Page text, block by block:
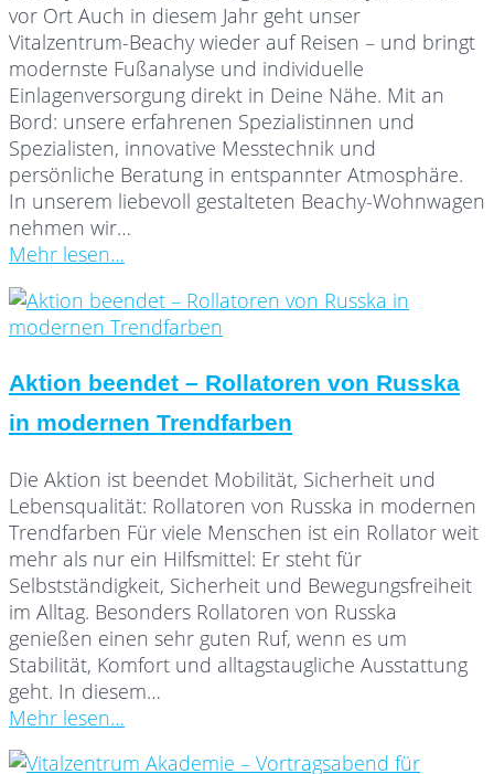
vor Ort Auch in diesem Jahr geht unser
Vitalzentrum-Beachy wieder auf Reisen – und bringt
modernste Fußanalyse und individuelle
Einlagenversorgung direkt in Deine Nähe. Mit an
Bord: unsere erfahrenen Spezialistinnen und
Spezialisten, innovative Messtechnik und
persönliche Beratung in entspannter Atmosphäre.
In unserem liebevoll gestalteten Beachy-Wohnwagen
nehmen wir…
Mehr lesen…
Aktion beendet – Rollatoren von Russka
in modernen Trendfarben
Die Aktion ist beendet Mobilität, Sicherheit und
Lebensqualität: Rollatoren von Russka in modernen
Trendfarben Für viele Menschen ist ein Rollator weit
mehr als nur ein Hilfsmittel: Er steht für
Selbstständigkeit, Sicherheit und Bewegungsfreiheit
im Alltag. Besonders Rollatoren von Russka
genießen einen sehr guten Ruf, wenn es um
Stabilität, Komfort und alltagstaugliche Ausstattung
geht. In diesem…
Mehr lesen…